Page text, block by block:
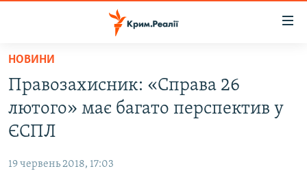
Перейти
основного
матеріалу
Перейти
до
основної
навігації
ВОДА.КРИМ
ВІДЕО ТА ФОТО
БЛОГИ
НОВИНИ
Правозахисник: «Справа 26
лютого» має багато перспектив у
ЄСПЛ
19 червень 2018, 17:03